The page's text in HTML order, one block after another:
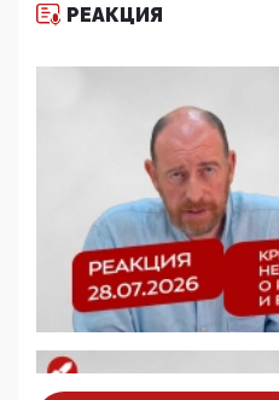
11:53, 09 Июня 2026
деятельность ИИТО
цифроглобалисты
повестку в образовании
09:43, 01 Июня 2026
5G за счет здоровья
отобрать у регионов и
защищать жилые дома и
05:58, 26 Мая 2026
Роскомнадзор
деструктивным и опасным
07:39, 25 Мая 2026
РЕАКЦИЯ